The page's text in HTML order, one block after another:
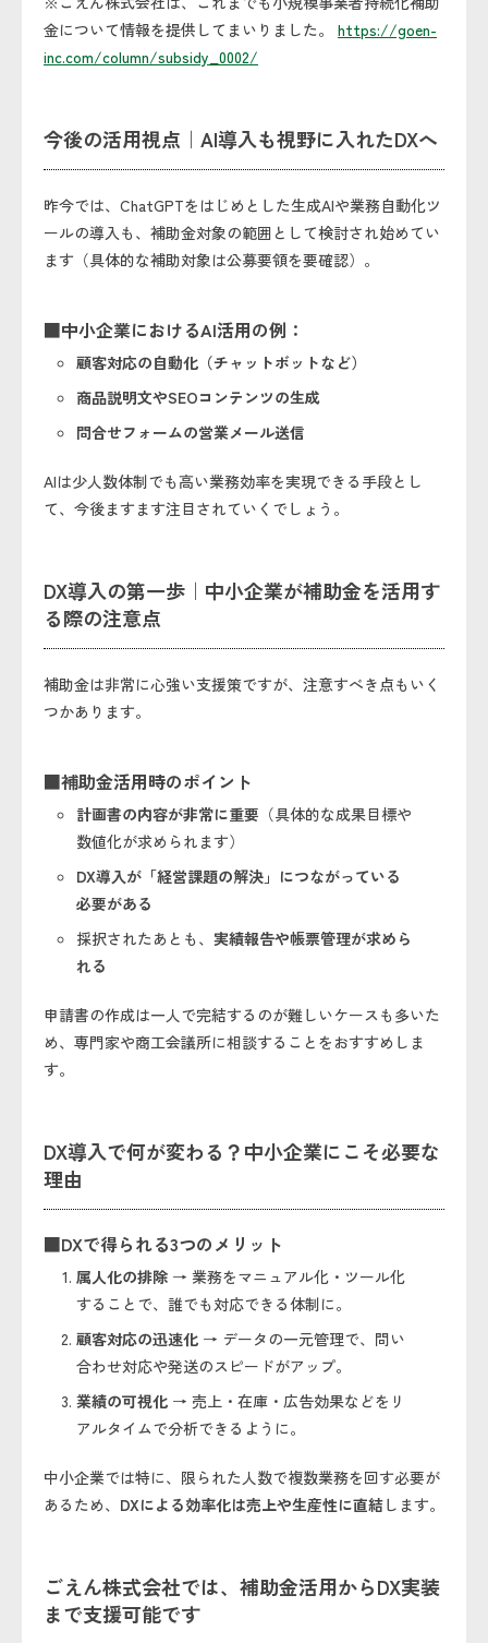
金について情報を提供してまいりました。 https://goen-
inc.com/column/subsidy_0002/
今後の活用視点｜AI導入も視野に入れたDXへ
昨今では、ChatGPTをはじめとした生成AIや業務自動化ツ
ールの導入も、補助金対象の範囲として検討され始めてい
ます（具体的な補助対象は公募要領を要確認）。
■中小企業におけるAI活用の例：
顧客対応の自動化（チャットボットなど）
商品説明文やSEOコンテンツの生成
問合せフォームの営業メール送信
AIは少人数体制でも高い業務効率を実現できる手段とし
て、今後ますます注目されていくでしょう。
DX導入の第一歩｜中小企業が補助金を活用す
る際の注意点
補助金は非常に心強い支援策ですが、注意すべき点もいく
つかあります。
■補助金活用時のポイント
計画書の内容が非常に重要 （具体的な成果目標や
数値化が求められます）
DX導入が「経営課題の解決」につながっている
必要がある
採択されたあとも、 実績報告や帳票管理が求めら
れる
申請書の作成は一人で完結するのが難しいケースも多いた
め、専門家や商工会議所に相談することをおすすめしま
す。
DX導入で何が変わる？中小企業にこそ必要な
理由
■DXで得られる3つのメリット
属人化の排除 → 業務をマニュアル化・ツール化
することで、誰でも対応できる体制に。
顧客対応の迅速化 → データの一元管理で、問い
合わせ対応や発送のスピードがアップ。
業績の可視化 → 売上・在庫・広告効果などをリ
アルタイムで分析できるように。
中小企業では特に、限られた人数で複数業務を回す必要が
あるため、 DXによる効率化は売上や生産性に直結します。
ごえん株式会社では、補助金活用からDX実装
まで支援可能です